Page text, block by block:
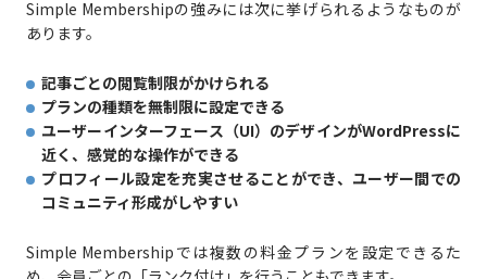
Simple Membershipの強みには次に挙げられるようなものが
あります。
記事ごとの閲覧制限がかけられる
プランの種類を無制限に設定できる
ユーザーインターフェース（UI）のデザインがWordPressに
近く、感覚的な操作ができる
プロフィール設定を充実させることができ、ユーザー間での
コミュニティ形成がしやすい
Simple Membershipでは複数の料金プランを設定できるた